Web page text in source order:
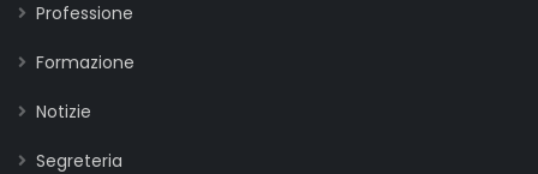
Professione
Formazione
Notizie
Segreteria